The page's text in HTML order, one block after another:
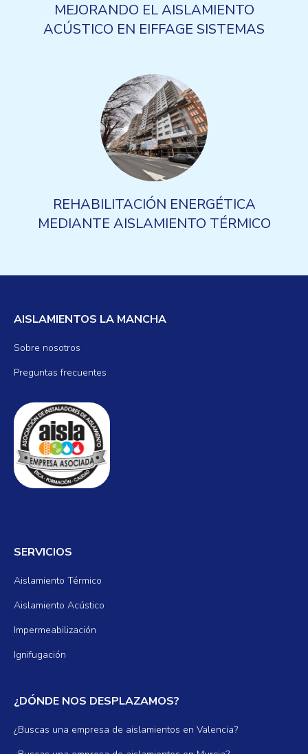
MEJORANDO EL AISLAMIENTO
ACÚSTICO EN EIFFAGE SISTEMAS
REHABILITACIÓN ENERGÉTICA
MEDIANTE AISLAMIENTO TÉRMICO
AISLAMIENTOS LA MANCHA
Sobre nosotros
Preguntas frecuentes
SERVICIOS
Aislamiento Térmico
Aislamiento Acústico
Impermeabilización
Ignifugación
¿DÓNDE NOS DESPLAZAMOS?
¿Buscas una empresa de aislamientos en Valencia?